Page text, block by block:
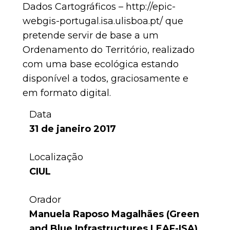
Dados Cartográficos – http://epic-
webgis-portugal.isa.ulisboa.pt/ que
pretende servir de base a um
Ordenamento do Território, realizado
com uma base ecológica estando
disponível a todos, graciosamente e
em formato digital.
Data
31 de janeiro 2017
Localização
CIUL
Orador
Manuela Raposo Magalhães (Green